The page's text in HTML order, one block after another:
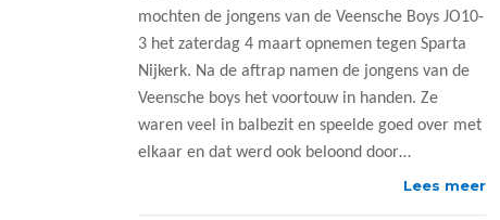
mochten de jongens van de Veensche Boys JO10-
3 het zaterdag 4 maart opnemen tegen Sparta
Nijkerk. Na de aftrap namen de jongens van de
Veensche boys het voortouw in handen. Ze
waren veel in balbezit en speelde goed over met
elkaar en dat werd ook beloond door…
Lees meer